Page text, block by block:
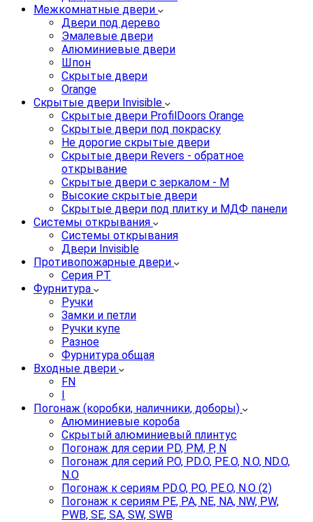
Межкомнатные двери
Двери под дерево
Эмалевые двери
Алюминиевые двери
Шпон
Скрытые двери
Orange
Скрытые двери Invisible
Скрытые двери ProfilDoors Orange
Скрытые двери под покраску
Не дорогие скрытые двери
Скрытые двери Revers - обратное
открывание
Скрытые двери с зеркалом - M
Высокие скрытые двери
Скрытые двери под плитку и МДФ панели
Системы открывания
Системы открывания
Двери Invisible
Противопожарные двери
Серия PT
Фурнитура
Ручки
Замки и петли
Ручки купе
Разное
Фурнитура общая
Входные двери
FN
I
Погонаж (коробки, наличники, доборы)
Алюминиевые короба
Скрытый алюминиевый плинтус
Погонаж для серии PD, PM, P, N
Погонаж для серий P.O, PD.O, PE.O, N.O, ND.O,
N.O
Погонаж к сериям PD.O, P.O, PE.O, N.O (2)
Погонаж к сериям PE, PA, NE, NA, NW, PW,
PWB, SE, SA, SW, SWB